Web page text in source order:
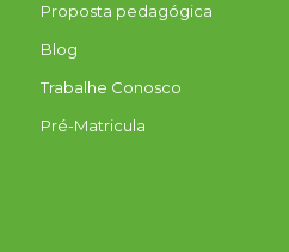
Proposta pedagógica
Blog
Trabalhe Conosco
Pré-Matricula